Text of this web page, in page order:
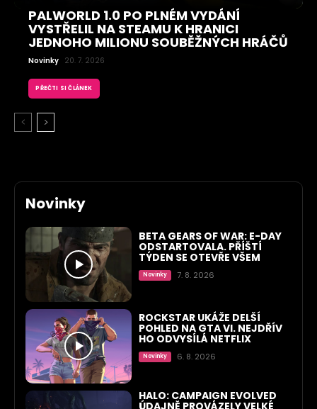
PALWORLD 1.0 PO PLNÉM VYDÁNÍ
VYSTŘELIL NA STEAMU K HRANICI
JEDNOHO MILIONU SOUBĚŽNÝCH HRÁČŮ
Novinky 20. 7. 2026
PŘEČTI SI ČLÁNEK
Novinky
BETA GEARS OF WAR: E-DAY
ODSTARTOVALA. PŘÍŠTÍ
TÝDEN SE OTEVŘE VŠEM
Novinky 7. 8. 2026
ROCKSTAR UKÁŽE DELŠÍ
POHLED NA GTA VI. NEJDŘÍV
HO ODVYSÍLÁ NETFLIX
Novinky 6. 8. 2026
HALO: CAMPAIGN EVOLVED
ÚDAJNĚ PROVÁZELY VELKÉ